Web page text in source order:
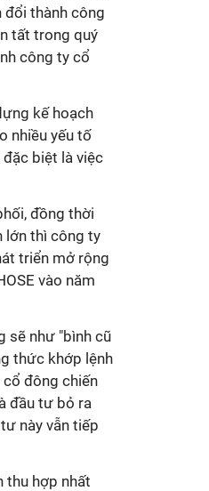
đổi thành công
tất trong quý
công ty cổ
kế hoạch
nhiều yếu tố
biệt là việc
đồng thời
lớn thì công ty
triển mở rộng
vào năm
sẽ như "bình cũ
thức khớp lệnh
đông chiến
đầu tư bỏ ra
này vẫn tiếp
thu hợp nhất